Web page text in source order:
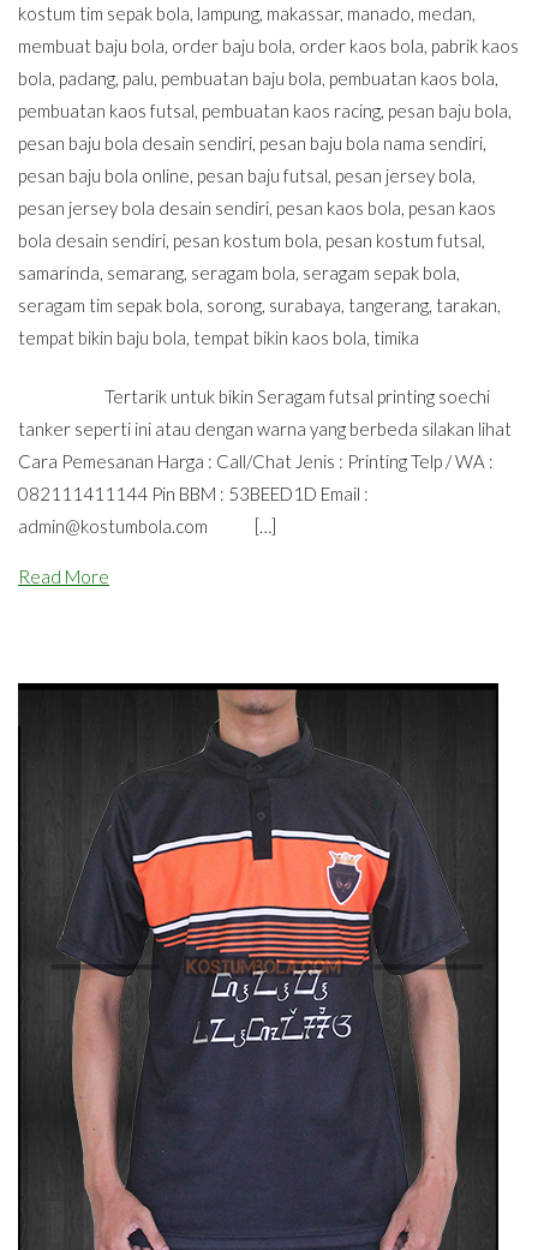
kostum tim sepak bola, lampung, makassar, manado, medan,
membuat baju bola, order baju bola, order kaos bola, pabrik kaos
bola, padang, palu, pembuatan baju bola, pembuatan kaos bola,
pembuatan kaos futsal, pembuatan kaos racing, pesan baju bola,
pesan baju bola desain sendiri, pesan baju bola nama sendiri,
pesan baju bola online, pesan baju futsal, pesan jersey bola,
pesan jersey bola desain sendiri, pesan kaos bola, pesan kaos
bola desain sendiri, pesan kostum bola, pesan kostum futsal,
samarinda, semarang, seragam bola, seragam sepak bola,
seragam tim sepak bola, sorong, surabaya, tangerang, tarakan,
tempat bikin baju bola, tempat bikin kaos bola, timika
Tertarik untuk bikin Seragam futsal printing soechi
tanker seperti ini atau dengan warna yang berbeda silakan lihat
Cara Pemesanan Harga : Call/Chat Jenis : Printing Telp / WA :
082111411144 Pin BBM : 53BEED1D Email :
admin@kostumbola.com […]
Read More